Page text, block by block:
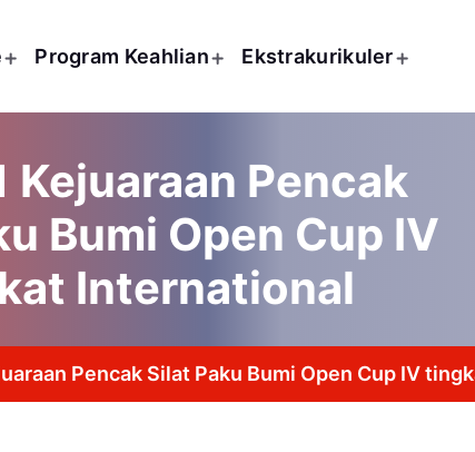
Program Keahlian Ekstrakurikuler
Kejuaraan Pencak
Bumi Open Cup IV
International
Pencak Silat Paku Bumi Open Cup IV